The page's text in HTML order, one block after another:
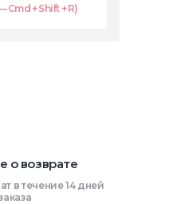
Cmd + Shift + R)
о возврате
в течение 14 дней